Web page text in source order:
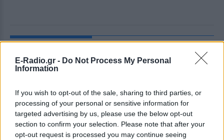
E-Radio.gr - Do Not Process My Personal
Information
If you wish to opt-out of the sale, sharing to third parties, or
processing of your personal or sensitive information for
targeted advertising by us, please use the below opt-out
section to confirm your selection. Please note that after your
opt-out request is processed you may continue seeing
ΔΕΙΤΕ ΕΠΙΣΗΣ
ΣΤΗΝ ΙΔΙΑ ΚΑΤΗΓΟΡΙΑ
Πού εξαφανίστηκε η Dido; Η
τραγουδίστρια που πούλησε 40
εκ. δίσκους άφησε τη δόξα και
άλλαξε ζωή
ΠΡΙΝ 5 ΏΡΕΣ